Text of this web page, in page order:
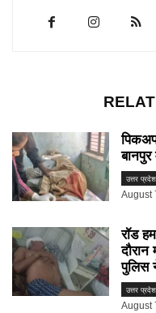
बानपुर
उत्तर
August
रॉड
पुलिस
उत्तर
August